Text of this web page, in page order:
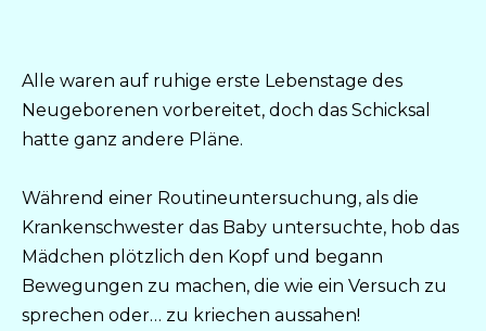
Alle waren auf ruhige erste Lebenstage des
Neugeborenen vorbereitet, doch das Schicksal
hatte ganz andere Pläne.
Während einer Routineuntersuchung, als die
Krankenschwester das Baby untersuchte, hob das
Mädchen plötzlich den Kopf und begann
Bewegungen zu machen, die wie ein Versuch zu
sprechen oder… zu kriechen aussahen!